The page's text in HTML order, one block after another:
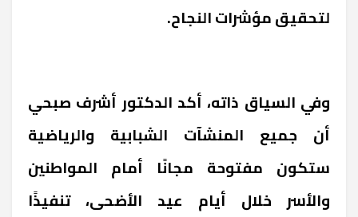
لتحقيق مؤشرات النجاح.
وفي السياق ذاته، أكد الدكتور أشرف صبحي
أن جميع المنشآت الشبابية والرياضية
ستكون مفتوحة مجانًا أمام المواطنين
والأسر خلال أيام عيد الأضحى، تنفيذًا